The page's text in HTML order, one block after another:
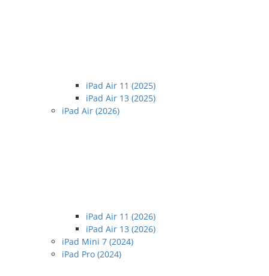
iPad Air 11 (2025)
iPad Air 13 (2025)
iPad Air (2026)
iPad Air 11 (2026)
iPad Air 13 (2026)
iPad Mini 7 (2024)
iPad Pro (2024)